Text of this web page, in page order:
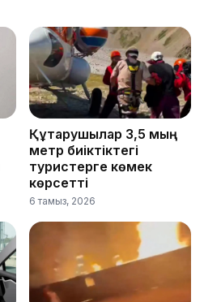
Құтқарушылар 3,5 мың
метр биіктіктегі
туристерге көмек
көрсетті
6 тамыз, 2026